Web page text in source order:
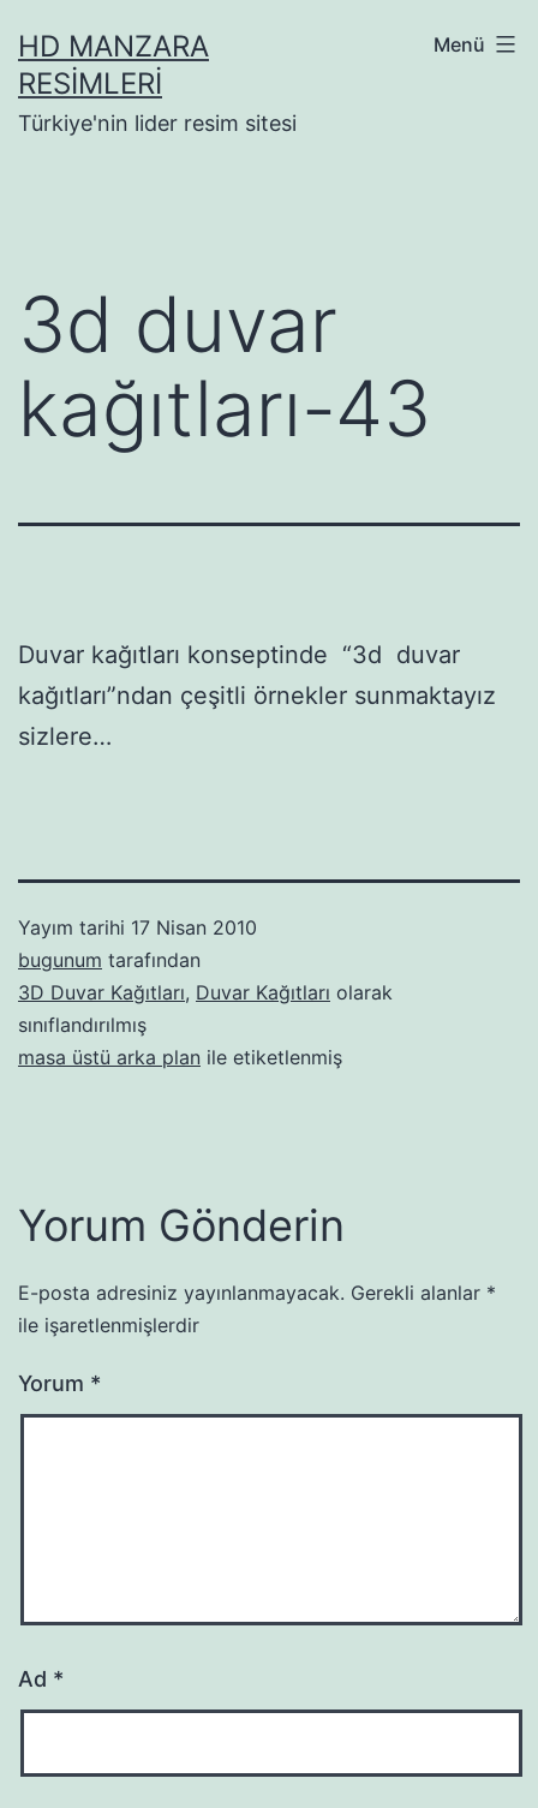
geçHD MANZARA
RESIMLERI
Türkiye'nin lider resim sitesi
Menü
3d duvar
kağıtları-43
Duvar kağıtları konseptinde “3d duvar
kağıtları”ndan çeşitli örnekler sunmaktayız
sizlere…
Yayım tarihi 17 Nisan 2010
bugunum tarafından
3D Duvar Kağıtları, Duvar Kağıtları olarak
sınıflandırılmış
masa üstü arka plan ile etiketlenmiş
Yorum Gönderin
E-posta adresiniz yayınlanmayacak. Gerekli alanlar *
ile işaretlenmişlerdir
Yorum *
Ad *